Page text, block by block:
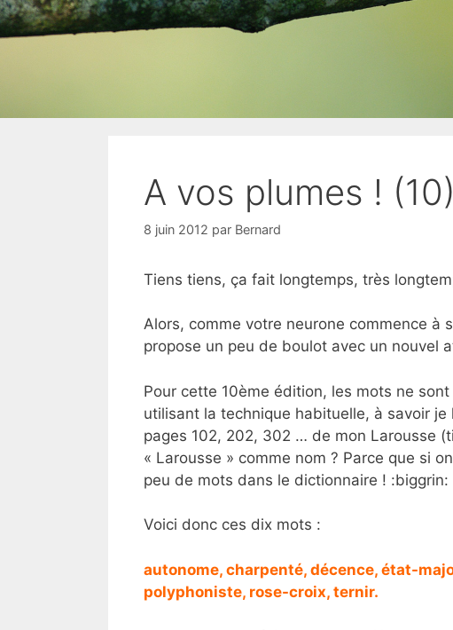
A vos plumes ! (10)
8 juin 2012 par Bernard
Tiens tiens, ça fait longtemps, très
Alors, comme votre neurone commence à
propose un peu de boulot avec un nouvel
Pour cette 10ème édition, les mots ne
utilisant la technique habituelle, à savoir
pages 102, 202, 302 … de mon Larousse
« Larousse » comme nom ? Parce que si
peu de mots dans le dictionnaire ! :biggrin:
Voici donc ces dix mots :
autonome, charpenté, décence, état-
polyphoniste, rose-croix, ternir.